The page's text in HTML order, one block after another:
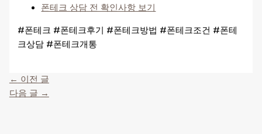
폰테크 상담 전 확인사항 보기
#폰테크 #폰테크후기 #폰테크방법 #폰테크조건 #폰테
크상담 #폰테크개통
← 이전 글
다음 글 →